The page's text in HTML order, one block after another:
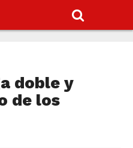
doble y
de los